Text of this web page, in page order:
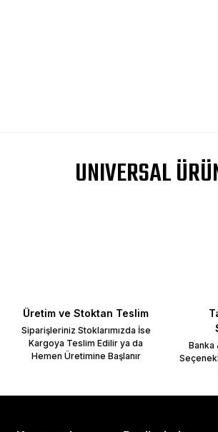
UNIVERSAL
Üretim ve Stoktan Teslim
Siparişleriniz Stoklarımızda İse
Kargoya Teslim Edilir ya da
Hemen Üretimine Başlanır
Banka